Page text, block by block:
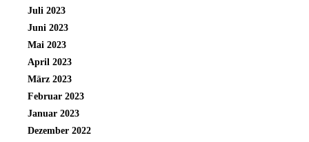
Juli 2023
Juni 2023
Mai 2023
April 2023
März 2023
Februar 2023
Januar 2023
Dezember 2022